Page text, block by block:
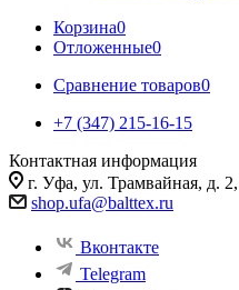
Корзина0
Отложенные0
Сравнение товаров0
+7 (347) 215-16-15
Контактная информация
г. Уфа, ул. Трамвайная, д.
shop.ufa@balttex.ru
Вконтакте
Telegram